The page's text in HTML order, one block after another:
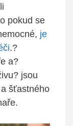
pokud se
je
.?
a?
jsou
šťastného